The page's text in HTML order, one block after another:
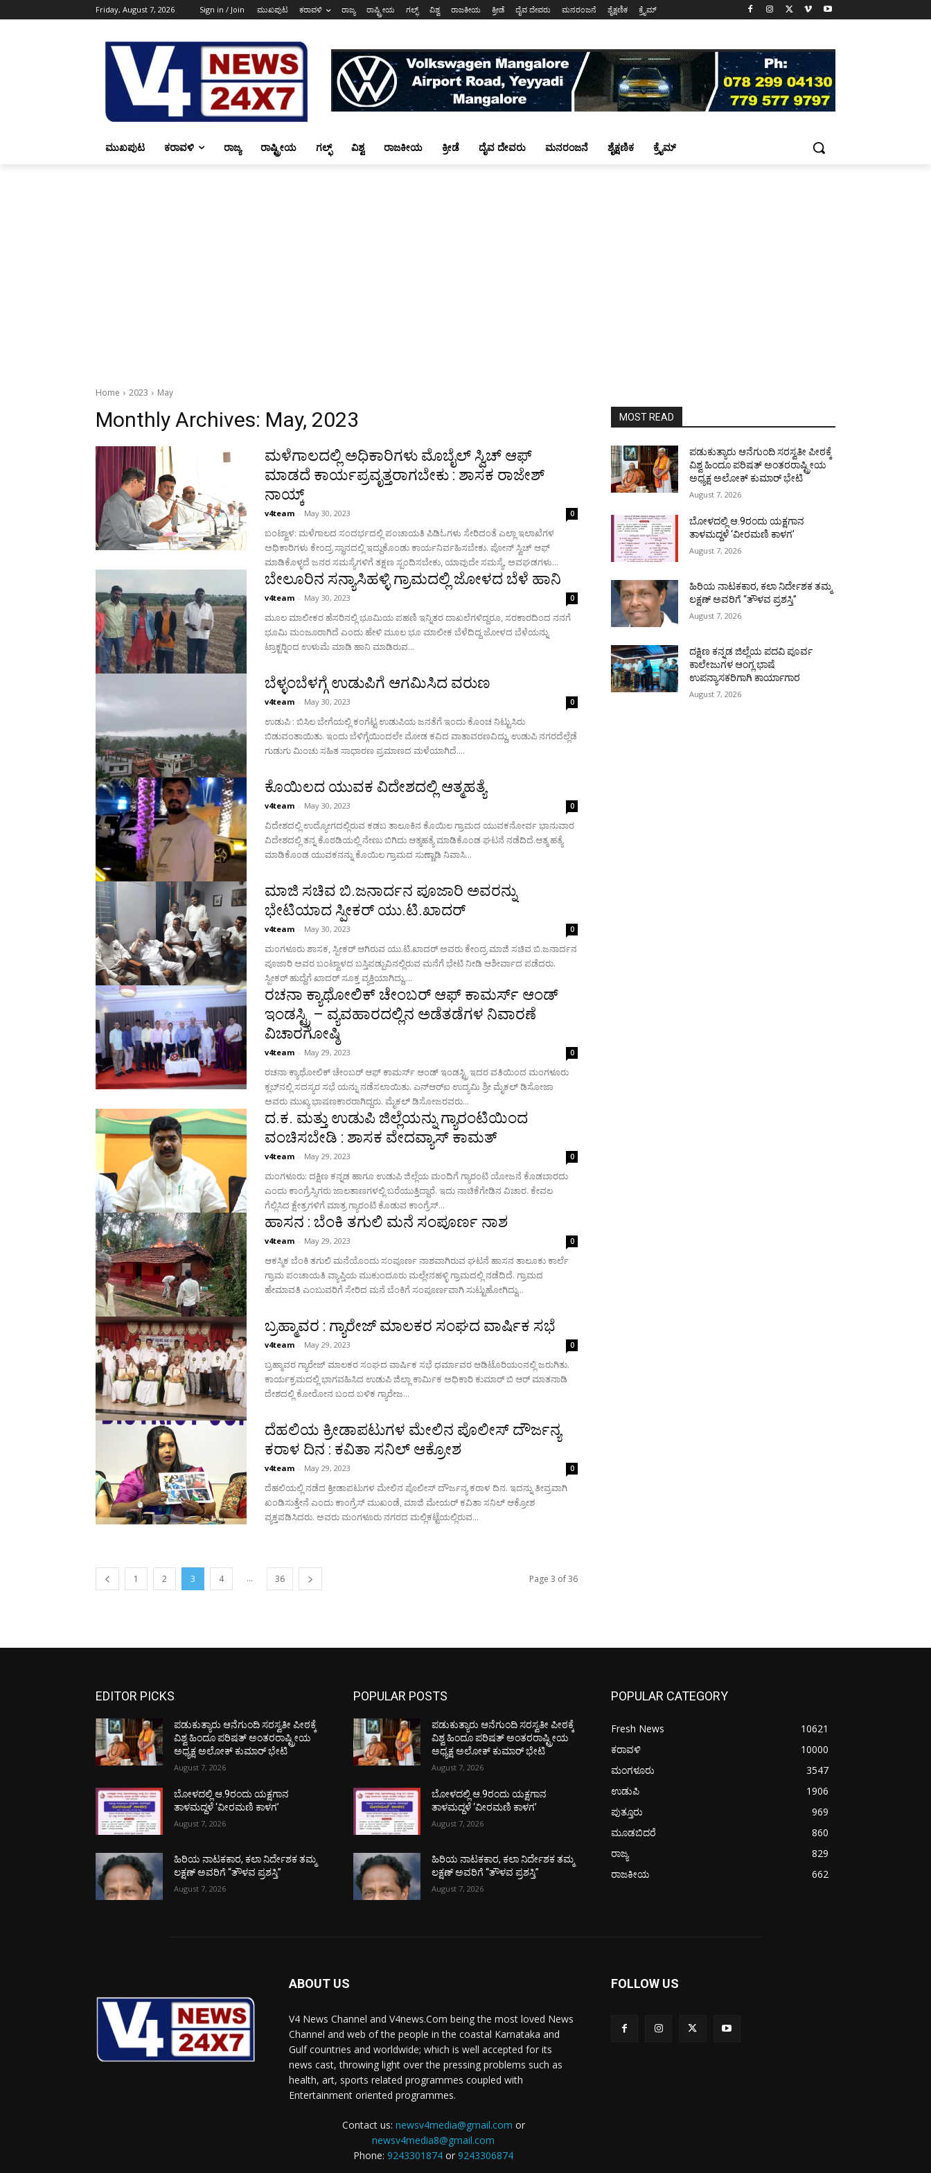
Friday, August 7, 2026 Sign in / Join ಮುಖಪುಟ ಕರಾವಳಿ ರಾಜ್ಯ ರಾಷ್ಟ್ರೀಯ ಗಲ್ಫ್ ವಿಶ್ವ ರಾಜಕೀಯ ಕ್ರೀಡೆ ದೈವ ದೇವರು ಮನರಂಜನೆ ಶೈಕ್ಷಣಿಕ ಕ್ರೈಮ್
ಮುಖಪುಟ ಕರಾವಳಿ ರಾಜ್ಯ ರಾಷ್ಟ್ರೀಯ ಗಲ್ಫ್ ವಿಶ್ವ ರಾಜಕೀಯ ಕ್ರೀಡೆ ದೈವ ದೇವರು ಮನರಂಜನೆ ಶೈಕ್ಷಣಿಕ ಕ್ರೈಮ್
Home 2023 May
Monthly Archives: May, 2023
ಮಳೆಗಾಲದಲ್ಲಿ ಅಧಿಕಾರಿಗಳು ಮೊಬೈಲ್ ಸ್ವಿಚ್ ಆಫ್
ಮಾಡದೆ ಕಾರ್ಯಪ್ರವೃತ್ತರಾಗಬೇಕು : ಶಾಸಕ ರಾಜೇಶ್
ನಾಯ್ಕ್
v4team - May 30, 2023 0
ಬಂಟ್ವಾಳ: ಮಳೆಗಾಲದ ಸಂದರ್ಭದಲ್ಲಿ ಪಂಚಾಯತಿ ಪಿಡಿಓಗಳು ಸೇರಿದಂತೆ ಎಲ್ಲಾ ಇಲಾಖೆಗಳ
ಅಧಿಕಾರಿಗಳು ಕೇಂದ್ರ ಸ್ಥಾನದಲ್ಲಿ ಇದ್ದುಕೊಂಡು ಕಾರ್ಯನಿರ್ವಹಿಸಬೇಕು. ಪೋನ್ ಸ್ವಿಚ್ ಆಫ್
ಮಾಡಿಕೊಳ್ಳದೆ ಜನರ ಸಮಸ್ಯೆಗಳಿಗೆ ತಕ್ಷಣ ಸ್ಪಂದಿಸಬೇಕು, ಯಾವುದೇ ಸಮಸ್ಯೆ, ಅವಘಡಗಳು...
ಬೇಲೂರಿನ ಸನ್ಯಾಸಿಹಳ್ಳಿ ಗ್ರಾಮದಲ್ಲಿ ಜೋಳದ ಬೆಳೆ ಹಾನಿ
v4team - May 30, 2023 0
ಮೂಲ ಮಾಲೀಕರ ಹೆಸರಿನಲ್ಲಿ ಭೂಮಿಯ ಪಹಣಿ ಇನ್ನಿತರ ದಾಖಲೆಗಳಿದ್ದರೂ, ಸರಕಾರದಿಂದ ನನಗೆ
ಭೂಮಿ ಮಂಜೂರಾಗಿದೆ ಎಂದು ಹೇಳಿ ಮೂಲ ಭೂ ಮಾಲೀಕ ಬೆಳೆದಿದ್ದ ಜೋಳದ ಬೆಳೆಯನ್ನು
ಟ್ರಾಕ್ಟರ್‍ನಿಂದ ಉಳುಮೆ ಮಾಡಿ ಹಾನಿ ಮಾಡಿರುವ...
ಬೆಳ್ಳಂಬೆಳಗ್ಗೆ ಉಡುಪಿಗೆ ಆಗಮಿಸಿದ ವರುಣ
v4team - May 30, 2023 0
ಉಡುಪಿ : ಬಿಸಿಲ ಬೇಗೆಯಲ್ಲಿ ಕಂಗೆಟ್ಟ ಉಡುಪಿಯ ಜನತೆಗೆ ಇಂದು ಕೊಂಚ ನಿಟ್ಟುಸಿರು
ಬಿಡುವಂತಾಯಿತು. ಇಂದು ಬೆಳಿಗ್ಗೆಯಿಂದಲೇ ಮೋಡ ಕವಿದ ವಾತಾವರಣವಿದ್ದು, ಉಡುಪಿ ನಗರದೆಲ್ಲೆಡೆ
ಗುಡುಗು ಮಿಂಚು ಸಹಿತ ಸಾಧಾರಣ ಪ್ರಮಾಣದ ಮಳೆಯಾಗಿದೆ....
ಕೊಯಿಲದ ಯುವಕ ವಿದೇಶದಲ್ಲಿ ಆತ್ಮಹತ್ಯೆ
v4team - May 30, 2023 0
ವಿದೇಶದಲ್ಲಿ ಉದ್ಯೋಗದಲ್ಲಿರುವ ಕಡಬ ತಾಲೂಕಿನ ಕೊಯಿಲ ಗ್ರಾಮದ ಯುವಕನೋರ್ವ ಭಾನುವಾರ
ವಿದೇಶದಲ್ಲಿ ತನ್ನ ಕೊಠಡಿಯಲ್ಲಿ ನೇಣು ಬಿಗಿದು ಆತ್ಮಹತ್ಯೆ ಮಾಡಿಕೊಂಡ ಘಟನೆ ನಡೆದಿದೆ.ಆತ್ಮ ಹತ್ಯೆ
ಮಾಡಿಕೊಂಡ ಯುವಕನನ್ನು ಕೊಯಿಲ ಗ್ರಾಮದ ಸುಣ್ಣಾಡಿ ನಿವಾಸಿ...
ಮಾಜಿ ಸಚಿವ ಬಿ.ಜನಾರ್ದನ ಪೂಜಾರಿ ಅವರನ್ನು
ಭೇಟಿಯಾದ ಸ್ಪೀಕರ್ ಯು.ಟಿ.ಖಾದರ್
v4team - May 30, 2023 0
ಮಂಗಳೂರು ಶಾಸಕ, ಸ್ಪೀಕರ್ ಆಗಿರುವ ಯು.ಟಿ.ಖಾದರ್ ಅವರು ಕೇಂದ್ರ ಮಾಜಿ ಸಚಿವ ಬಿ.ಜನಾರ್ದನ
ಪೂಜಾರಿ ಅವರ ಬಂಟ್ವಾಳದ ಬಸ್ತಿಪಡ್ಪುವಿನಲ್ಲಿರುವ ಮನೆಗೆ ಭೇಟಿ ನೀಡಿ ಆಶೀರ್ವಾದ ಪಡೆದರು.
ಸ್ಪೀಕರ್ ಹುದ್ದೆಗೆ ಖಾದರ್ ಸೂಕ್ತ ವ್ಯಕ್ತಿಯಾಗಿದ್ದು,...
ರಚನಾ ಕ್ಯಾಥೋಲಿಕ್ ಚೇಂಬರ್ ಆಫ್ ಕಾಮರ್ಸ್ ಆಂಡ್
ಇಂಡಸ್ಟ್ರಿ – ವ್ಯವಹಾರದಲ್ಲಿನ ಅಡೆತಡೆಗಳ ನಿವಾರಣೆ
ವಿಚಾರಗೋಷ್ಠಿ
v4team - May 29, 2023 0
ರಚನಾ ಕ್ಯಾಥೋಲಿಕ್ ಚೇಂಬರ್ ಆಫ್ ಕಾಮರ್ಸ್ ಆಂಡ್ ಇಂಡಸ್ಟ್ರಿ ಇದರ ವತಿಯಿಂದ ಮಂಗಳೂರು
ಕ್ಲಬ್‍ನಲ್ಲಿ ಸದಸ್ಯರ ಸಭೆ ಯನ್ನು ನಡೆಸಲಾಯಿತು. ಎನ್‍ಆರ್‍ಐ ಉದ್ಯಮಿ ಶ್ರೀ ಮೈಕಲ್ ಡಿಸೋಜಾ
ಅವರು ಮುಖ್ಯ ಭಾಷಣಕಾರರಾಗಿದ್ದರು. ಮೈಕಲ್ ಡಿಸೋಜರವರು...
ದ.ಕ. ಮತ್ತು ಉಡುಪಿ ಜಿಲ್ಲೆಯನ್ನು ಗ್ಯಾರಂಟಿಯಿಂದ
ವಂಚಿಸಬೇಡಿ : ಶಾಸಕ ವೇದವ್ಯಾಸ್ ಕಾಮತ್
v4team - May 29, 2023 0
ಮಂಗಳೂರು: ದಕ್ಷಿಣ ಕನ್ನಡ ಹಾಗೂ ಉಡುಪಿ ಜಿಲ್ಲೆಯ ಮಂದಿಗೆ ಗ್ಯಾರಂಟಿ ಯೋಜನೆ ಕೊಡಬಾರದು
ಎಂದು ಕಾಂಗ್ರೆಸ್ಸಿಗರು ಜಾಲತಾಣಗಳಲ್ಲಿ ಬರೆಯುತ್ತಿದ್ದಾರೆ. ಇದು ನಾಚಿಕೆಗೇಡಿನ ವಿಚಾರ. ಕೇವಲ
ಗೆಲ್ಲಿಸಿದ ಕ್ಷೇತ್ರಗಳಿಗೆ ಮಾತ್ರ ಗ್ಯಾರಂಟಿ ಕೊಡುವ ಕಾಂಗ್ರೆಸ್...
ಹಾಸನ : ಬೆಂಕಿ ತಗುಲಿ ಮನೆ ಸಂಪೂರ್ಣ ನಾಶ
v4team - May 29, 2023 0
ಆಕಸ್ಮಿಕ ಬೆಂಕಿ ತಗುಲಿ ಮನೆಯೊಂದು ಸಂಪೂರ್ಣ ನಾಶವಾಗಿರುವ ಘಟನೆ ಹಾಸನ ತಾಲೂಕು ಕಾರ್ಲೆ
ಗ್ರಾಮ ಪಂಚಾಯತಿ ವ್ಯಾಪ್ತಿಯ ಮುಕುಂದೂರು ಮಲ್ಲೇನಹಳ್ಳಿ ಗ್ರಾಮದಲ್ಲಿ ನಡೆದಿದೆ. ಗ್ರಾಮದ
ಹೇಮಾವತಿ ಎಂಬುವರಿಗೆ ಸೇರಿದ ಮನೆ ಬೆಂಕಿಗೆ ಸಂಪೂರ್ಣವಾಗಿ ಸುಟ್ಟುಹೋಗಿದ್ದು...
ಬ್ರಹ್ಮಾವರ : ಗ್ಯಾರೇಜ್ ಮಾಲಕರ ಸಂಘದ ವಾರ್ಷಿಕ ಸಭೆ
v4team - May 29, 2023 0
ಬ್ರಹ್ಮಾವರ ಗ್ಯಾರೇಜ್ ಮಾಲಕರ ಸಂಘದ ವಾರ್ಷಿಕ ಸಭೆ ಧರ್ಮಾವರ ಆಡಿಟೊರಿಯಂನಲ್ಲಿ ಜರುಗಿತು.
ಕಾರ್ಯಕ್ರಮದಲ್ಲಿ ಭಾಗವಹಿಸಿದ ಉಡುಪಿ ಜಿಲ್ಲಾ ಕಾರ್ಮಿಕ ಅಧಿಕಾರಿ ಕುಮಾರ್ ಬಿ ಆರ್ ಮಾತನಾಡಿ
ದೇಶದಲ್ಲಿ ಕೋರೋನ ಬಂದ ಬಳಿಕ ಗ್ಯಾರೇಜ...
ದೆಹಲಿಯ ಕ್ರೀಡಾಪಟುಗಳ ಮೇಲಿನ ಪೊಲೀಸ್ ದೌರ್ಜನ್ಯ
ಕರಾಳ ದಿನ : ಕವಿತಾ ಸನಿಲ್ ಆಕ್ರೋಶ
v4team - May 29, 2023 0
ದೆಹಲಿಯಲ್ಲಿ ನಡೆದ ಕ್ರೀಡಾಪಟುಗಳ ಮೇಲಿನ ಪೊಲೀಸ್ ದೌರ್ಜನ್ಯ ಕರಾಳ ದಿನ. ಇದನ್ನು ತೀವ್ರವಾಗಿ
ಖಂಡಿಸುತ್ತೇನೆ ಎಂದು ಕಾಂಗ್ರೆಸ್ ಮುಖಂಡೆ, ಮಾಜಿ ಮೇಯರ್ ಕವಿತಾ ಸನಿಲ್ ಆಕ್ರೋಶ
ವ್ಯಕ್ತಪಡಿಸಿದರು. ಅವರು ಮಂಗಳೂರು ನಗರದ ಮಲ್ಲಿಕಟ್ಟೆಯಲ್ಲಿರುವ...
1 2 3 4 ... 36 Page 3 of 36
MOST READ
ಪಡುಕುತ್ಯಾರು ಆನೆಗುಂದಿ ಸರಸ್ವತೀ ಪೀಠಕ್ಕೆ
ವಿಶ್ವ ಹಿಂದೂ ಪರಿಷತ್ ಅಂತರರಾಷ್ಟ್ರೀಯ
ಅಧ್ಯಕ್ಷ ಅಲೋಕ್ ಕುಮಾರ್ ಭೇಟಿ
August 7, 2026
ಬೋಳದಲ್ಲಿ ಆ.9ರಂದು ಯಕ್ಷಗಾನ
ತಾಳಮದ್ದಳೆ ‘ವೀರಮಣಿ ಕಾಳಗ’
August 7, 2026
ಹಿರಿಯ ನಾಟಕಕಾರ, ಕಲಾ ನಿರ್ದೇಶಕ ತಮ್ಮ
ಲಕ್ಷಣ್ ಅವರಿಗೆ “ತೌಳವ ಪ್ರಶಸ್ತಿ”
August 7, 2026
ದಕ್ಷಿಣ ಕನ್ನಡ ಜಿಲ್ಲೆಯ ಪದವಿ ಪೂರ್ವ
ಕಾಲೇಜುಗಳ ಆಂಗ್ಲ ಭಾಷೆ
ಉಪನ್ಯಾಸಕರಿಗಾಗಿ ಕಾರ್ಯಾಗಾರ
August 7, 2026
EDITOR PICKS
ಪಡುಕುತ್ಯಾರು ಆನೆಗುಂದಿ ಸರಸ್ವತೀ ಪೀಠಕ್ಕೆ
ವಿಶ್ವ ಹಿಂದೂ ಪರಿಷತ್ ಅಂತರರಾಷ್ಟ್ರೀಯ
ಅಧ್ಯಕ್ಷ ಅಲೋಕ್ ಕುಮಾರ್ ಭೇಟಿ
August 7, 2026
ಬೋಳದಲ್ಲಿ ಆ.9ರಂದು ಯಕ್ಷಗಾನ
ತಾಳಮದ್ದಳೆ ‘ವೀರಮಣಿ ಕಾಳಗ’
August 7, 2026
ಹಿರಿಯ ನಾಟಕಕಾರ, ಕಲಾ ನಿರ್ದೇಶಕ ತಮ್ಮ
ಲಕ್ಷಣ್ ಅವರಿಗೆ “ತೌಳವ ಪ್ರಶಸ್ತಿ”
August 7, 2026
POPULAR POSTS
ಪಡುಕುತ್ಯಾರು ಆನೆಗುಂದಿ ಸರಸ್ವತೀ ಪೀಠಕ್ಕೆ
ವಿಶ್ವ ಹಿಂದೂ ಪರಿಷತ್ ಅಂತರರಾಷ್ಟ್ರೀಯ
ಅಧ್ಯಕ್ಷ ಅಲೋಕ್ ಕುಮಾರ್ ಭೇಟಿ
August 7, 2026
ಬೋಳದಲ್ಲಿ ಆ.9ರಂದು ಯಕ್ಷಗಾನ
ತಾಳಮದ್ದಳೆ ‘ವೀರಮಣಿ ಕಾಳಗ’
August 7, 2026
ಹಿರಿಯ ನಾಟಕಕಾರ, ಕಲಾ ನಿರ್ದೇಶಕ ತಮ್ಮ
ಲಕ್ಷಣ್ ಅವರಿಗೆ “ತೌಳವ ಪ್ರಶಸ್ತಿ”
August 7, 2026
POPULAR CATEGORY
Fresh News
10621
ಕರಾವಳಿ
10000
ಮಂಗಳೂರು
3547
ಉಡುಪಿ
1906
ಪುತ್ತೂರು
969
ಮೂಡಬಿದರೆ
860
ರಾಜ್ಯ
829
ರಾಜಕೀಯ
662
ABOUT US
V4 News Channel and V4news.Com being the most loved News
Channel and web of the people in the coastal Karnataka and
Gulf countries and worldwide; which is well accepted for its
news cast, throwing light over the pressing problems such as
health, art, sports related programmes coupled with
Entertainment oriented programmes.
Contact us: newsv4media@gmail.com or
newsv4media8@gmail.com
Phone: 9243301874 or 9243306874
FOLLOW US